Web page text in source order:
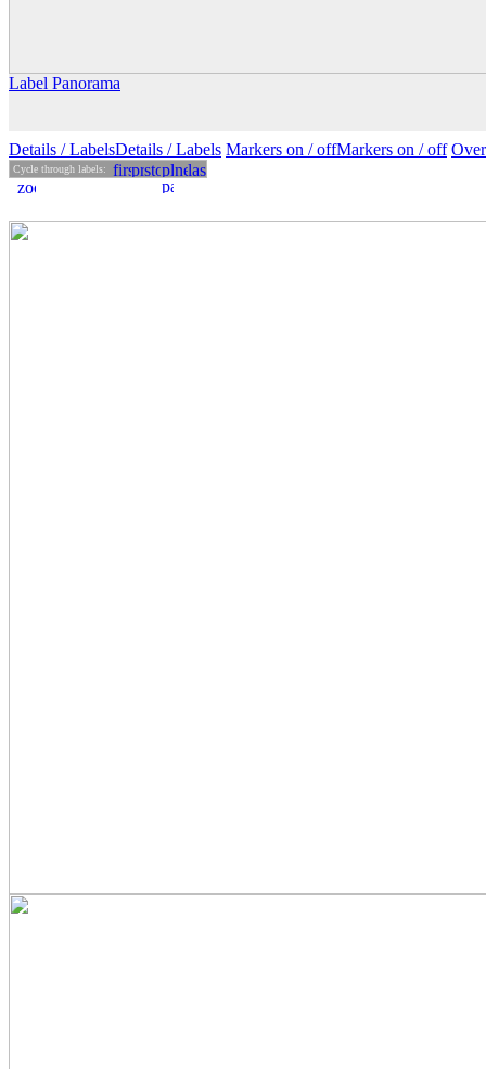
Label Panorama
Details / LabelsDetails /Labels Markers on /offMarkers on / off
Cycle through labels: